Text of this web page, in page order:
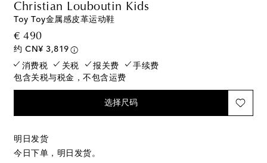
Christian Louboutin Kids
Toy Toy金属感皮革运动鞋
€ 490original price
约 CN¥ 3,819
消费税
关税 报关费
手续费
包含关税与税金，不包含运费
选择尺码
明日发货
今日下单，明日发货。